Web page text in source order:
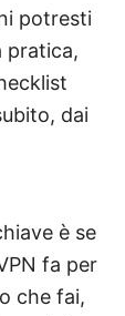
potresti
pratica,
dai
è se
fa per
che fai,